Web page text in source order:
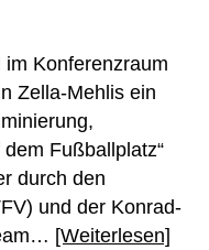
Konferenzraum
Zella-Mehlis ein
Fußballplatz“
durch den
und der Konrad-
[Weiterlesen]